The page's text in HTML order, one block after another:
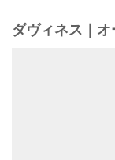
ダヴィネス｜